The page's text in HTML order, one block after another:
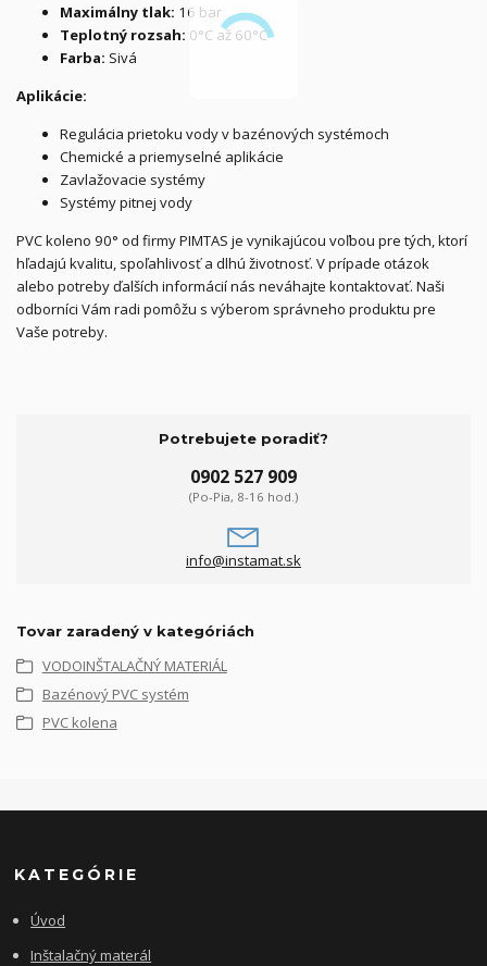
Maximálny tlak: 16 bar
Teplotný rozsah: 0°C až 60°C
Farba: Sivá
Aplikácie:
Regulácia prietoku vody v bazénových systémoch
Chemické a priemyselné aplikácie
Zavlažovacie systémy
Systémy pitnej vody
PVC koleno 90° od firmy PIMTAS je vynikajúcou voľbou pre tých, ktorí
hľadajú kvalitu, spoľahlivosť a dlhú životnosť. V prípade otázok
alebo potreby ďalších informácií nás neváhajte kontaktovať. Naši
odborníci Vám radi pomôžu s výberom správneho produktu pre
Vaše potreby.
Potrebujete poradiť?
0902 527 909
(Po-Pia, 8-16 hod.)
info@instamat.sk
Tovar zaradený v kategóriách
VODOINŠTALAČNÝ MATERIÁL
Bazénový PVC systém
PVC kolena
KATEGÓRIE
Úvod
Inštalačný materál